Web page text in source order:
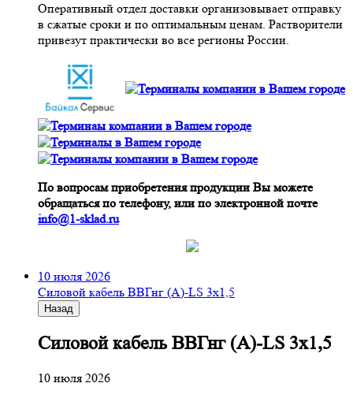
Оперативный отдел доставки организовывает отправку
в сжатые сроки и по оптимальным ценам. Растворители
привезут практически во все регионы России.
По вопросам приобретения продукции Вы можете
обращаться по телефону, или по электронной почте
info@1-sklad.ru
10 июля 2026
Cиловой кабель ВВГнг (A)-LS 3х1,5
Назад
Cиловой кабель ВВГнг (A)-LS 3х1,5
10 июля 2026